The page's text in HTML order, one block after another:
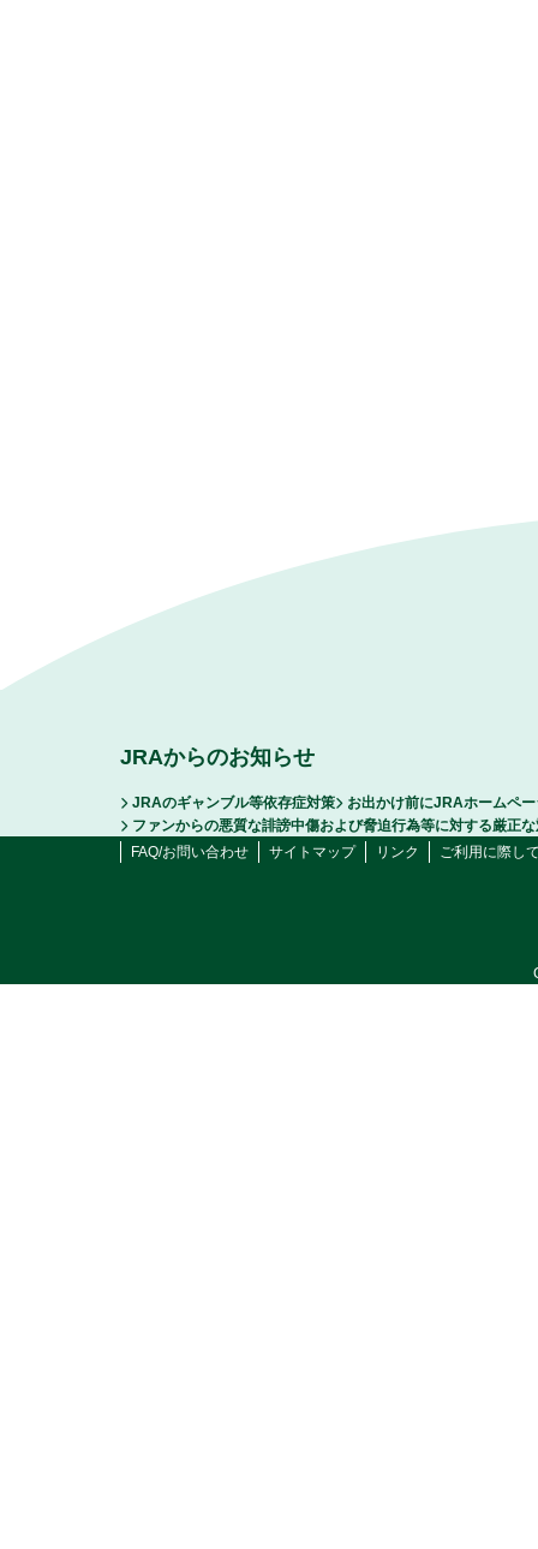
JRAからのお知らせ
JRAのギャンブル等依存症対策
お出かけ前にJRAホームペ
ファンからの悪質な誹謗中傷および脅迫行為等に対する厳正
FAQ/お問い合わせ
サイトマップ リンク ご利用に際し